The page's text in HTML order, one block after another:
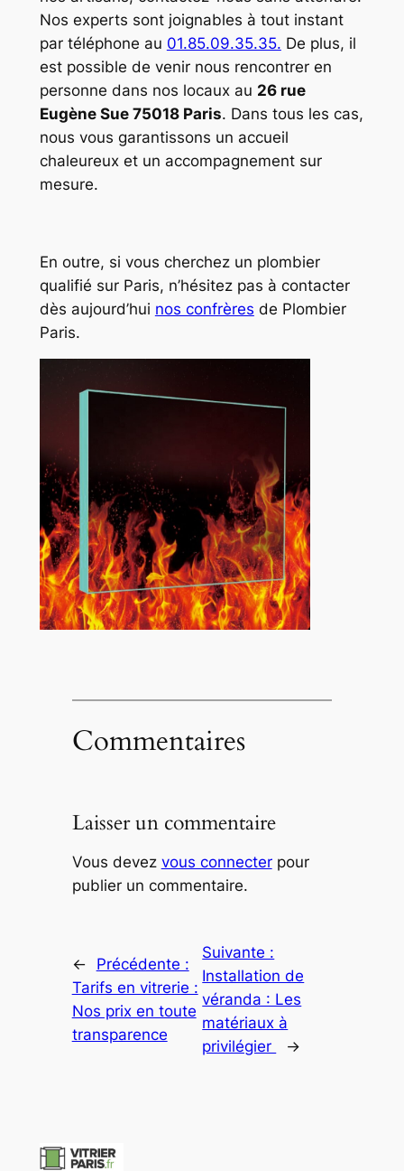
Nos experts sont joignables à tout instant
par téléphone au 01.85.09.35.35. De plus, il
est possible de venir nous rencontrer en
personne dans nos locaux au 26 rue
Eugène Sue 75018 Paris. Dans tous les cas,
nous vous garantissons un accueil
chaleureux et un accompagnement sur
mesure.
En outre, si vous cherchez un plombier
qualifié sur Paris, n’hésitez pas à contacter
dès aujourd’hui nos confrères de Plombier
Paris.
Commentaires
Laisser un commentaire
Vous devez vous connecterpour
publier un commentaire.
←
Précédente :
Tarifs en vitrerie :
Nos prix en toute
transparence
Suivante :
Installation de
véranda : Les
matériaux à
privilégier
→